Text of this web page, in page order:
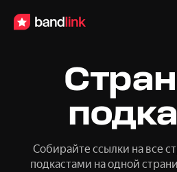
Собирайте ссылки на все
подкастами на одной